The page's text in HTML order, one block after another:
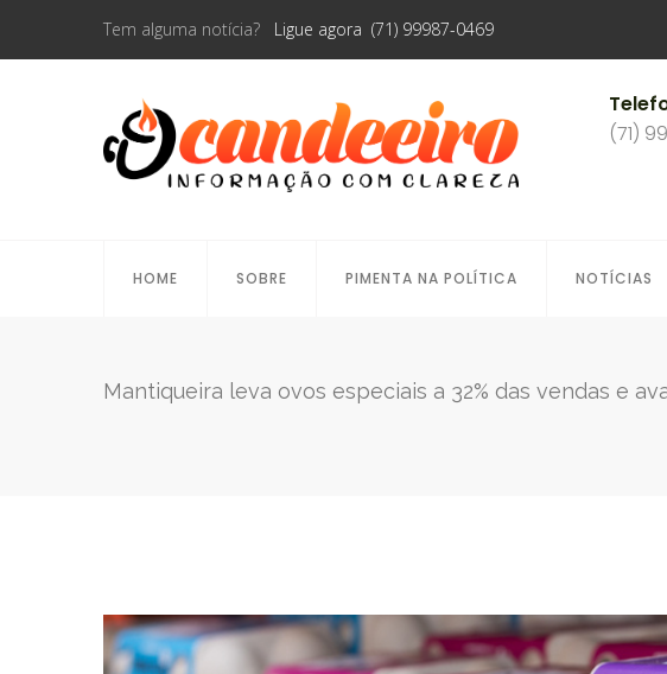
Tem alguma notícia? Ligue agora (71) 99987-0469
(71)
HOME SOBRE PIMENTA NA POLÍTICA NOTÍCIAS
Mantiqueira leva ovos especiais a 32% das vendas e